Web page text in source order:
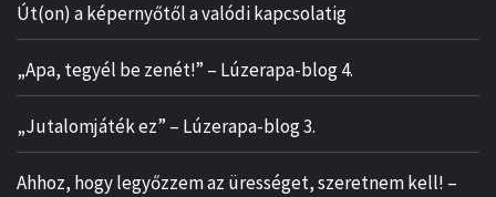
Út(on) a képernyőtől a valódi kapcsolatig
„Apa, tegyél be zenét!” – Lúzerapa-blog 4.
„Jutalomjáték ez” – Lúzerapa-blog 3.
Ahhoz, hogy legyőzzem az ürességet, szeretnem kell! –